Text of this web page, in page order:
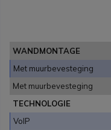
WANDMONTAGE
Met muurbevesteging
Met muurbevesteging
TECHNOLOGIE
VoIP